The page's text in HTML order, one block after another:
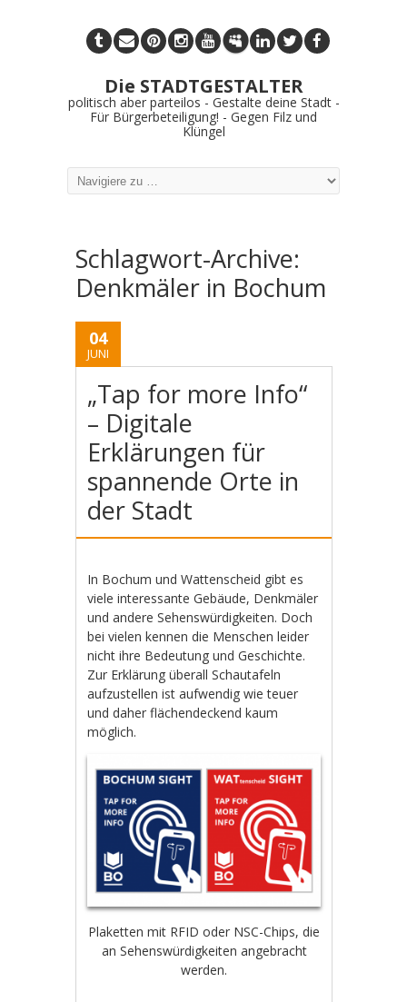
Die STADTGESTALTER
politisch aber parteilos - Gestalte deine Stadt -
Für Bürgerbeteiligung! - Gegen Filz und
Klüngel
Schlagwort-Archive:
Denkmäler in Bochum
04
JUNI
„Tap for more Info“
– Digitale
Erklärungen für
spannende Orte in
der Stadt
In Bochum und Wattenscheid gibt es
viele interessante Gebäude, Denkmäler
und andere Sehenswürdigkeiten. Doch
bei vielen kennen die Menschen leider
nicht ihre Bedeutung und Geschichte.
Zur Erklärung überall Schautafeln
aufzustellen ist aufwendig wie teuer
und daher flächendeckend kaum
möglich.
Plaketten mit RFID oder NSC-Chips, die
an Sehenswürdigkeiten angebracht
werden.